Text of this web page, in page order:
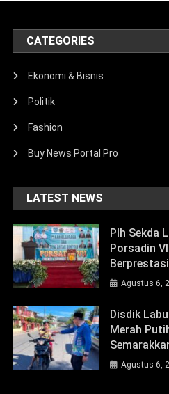
CATEGORIES
Ekonomi & Bisnis
Politik
Fashion
Buy News Portal Pro
LATEST NEWS
Plh Sekda
Porsadin
Agustus 6,
Disdik
Merah
Agustus 6,